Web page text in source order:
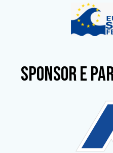
SPONSOR e